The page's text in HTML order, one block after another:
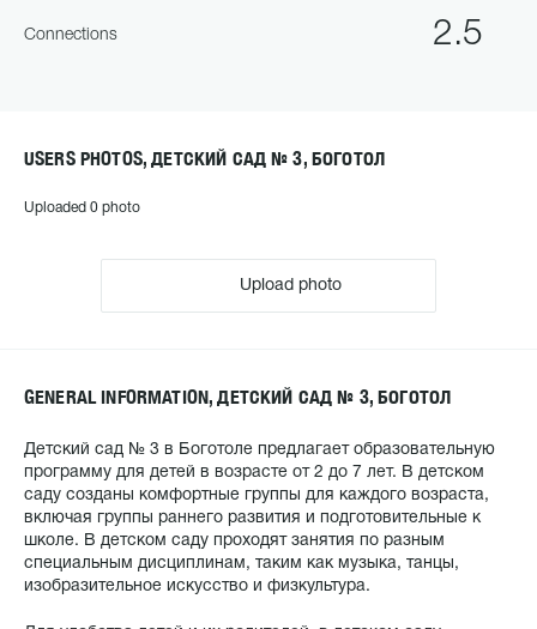
2.5
Connections
USERS PHOTOS, ДЕТСКИЙ САД № 3, БОГОТОЛ
Uploaded 0 photo
Upload photo
GENERAL INFORMATION, ДЕТСКИЙ САД № 3, БОГОТОЛ
Детский сад № 3 в Боготоле предлагает образовательную
программу для детей в возрасте от 2 до 7 лет. В детском
саду созданы комфортные группы для каждого возраста,
включая группы раннего развития и подготовительные к
школе. В детском саду проходят занятия по разным
специальным дисциплинам, таким как музыка, танцы,
изобразительное искусство и физкультура.